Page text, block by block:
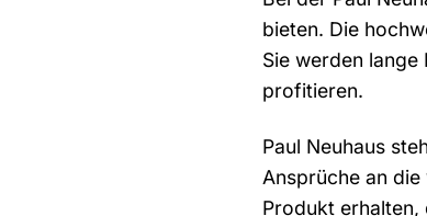
bieten. Die
Sie werden
profitieren.
Paul Neuhaus
Ansprüche an
Produkt erhalten,